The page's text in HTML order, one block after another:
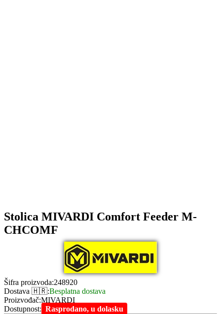
Stolica MIVARDI Comfort Feeder M-
CHCOMF
Šifra proizvoda:248920
Dostava 🇭🇷:Besplatna dostava
Proizvođač:MIVARDI
Dostupnost: Rasprodano, u dolasku